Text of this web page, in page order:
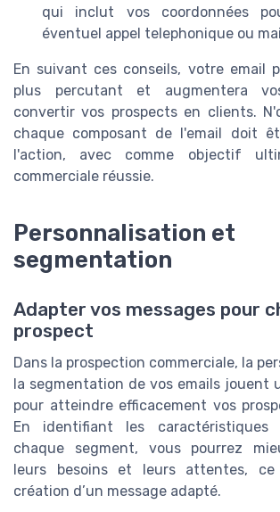
qui inclut vos coordonnées
éventuel appel telephonique ou
En suivant ces conseils, votre email
plus percutant et augmentera
convertir vos prospects en clients.
chaque composant de l'email doit
l'action, avec comme objectif
commerciale réussie.
Personnalisation et
segmentation
Adapter vos messages pour
prospect
Dans la prospection commerciale, la
la segmentation de vos emails jouent
pour atteindre efficacement vos
En identifiant les caractéristiques
chaque segment, vous pourrez
leurs besoins et leurs attentes,
création d’un message adapté.